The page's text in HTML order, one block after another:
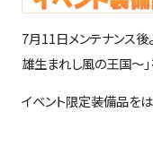
7月11日メンテナンス
雄生まれし風の王国〜」
イベント限定装備品を